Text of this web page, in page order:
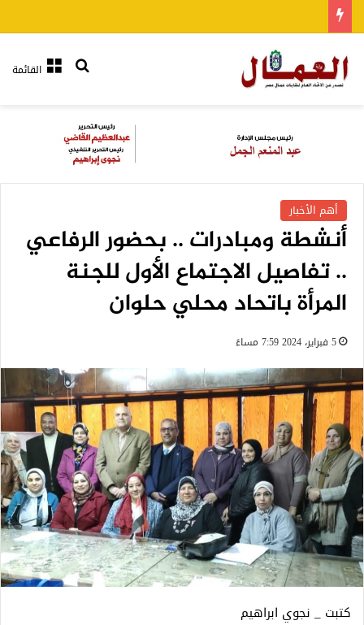
القائمةبحث عن
أهم الأخبار
أنشطة ومبادرات .. بحضور الرفاعي
.. تفاصيل الاجتماع الأول للجنة
المرأة باتحاد محلي حلوان
5 فبراير، 2024 7:59 مساءً
كتبت _ نجوي ابراهيم